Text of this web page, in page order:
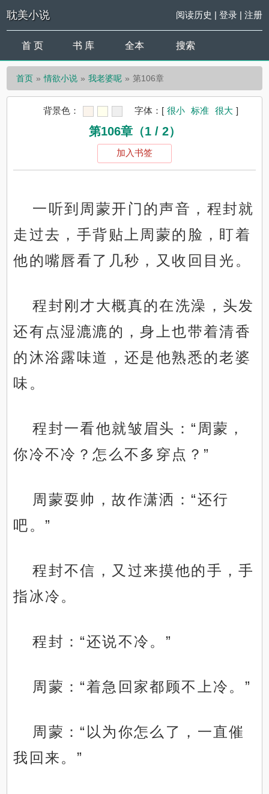
耽美小说 阅读历史 | 登录| 注册
首 页 书 库 全本 搜索
首页 情欲小说 我老婆呢 第106章
背景色： 字体： [ 很小 标准 很大 ]
第106章（1 / 2）
加入书签
一听到周蒙开门的声音，程封就
走过去，手背贴上周蒙的脸，盯着
他的嘴唇看了几秒，又收回目光。
程封刚才大概真的在洗澡，头发
还有点湿漉漉的，身上也带着清香
的沐浴露味道，还是他熟悉的老婆
味。
程封一看他就皱眉头：“周蒙，
你冷不冷？怎么不多穿点？”
周蒙耍帅，故作潇洒：“还行
吧。”
程封不信，又过来摸他的手，手
指冰冷。
程封：“还说不冷。”
周蒙：“着急回家都顾不上冷。”
周蒙：“以为你怎么了，一直催
我回来。”